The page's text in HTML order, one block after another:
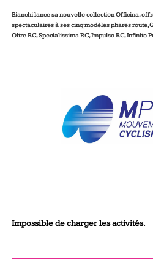
Bianchi lance sa nouvelle collection Officina,
spectaculaires à ses cinq modèles phares route,
Oltre RC, Specialissima RC, Impulso RC, Infinito
Impossible de charger les activités.